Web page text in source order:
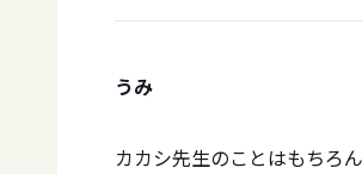
うみ
カカシ先生のことはもちろ